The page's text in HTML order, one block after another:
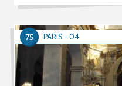
PARIS - 04
75